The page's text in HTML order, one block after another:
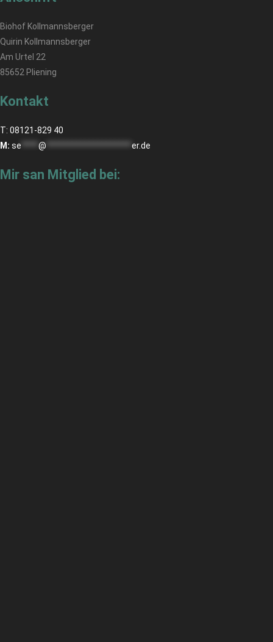
Biohof Kollmannsberger
Quirin Kollmannsberger
Am Urtel 22
85652 Pliening
Kontakt
T: 08121-829 40
M: se @ er.de
Mir san Mitglied bei: